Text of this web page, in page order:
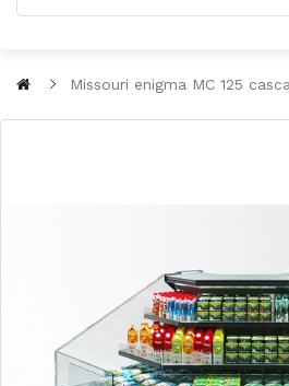
Missouri enigma MC 125